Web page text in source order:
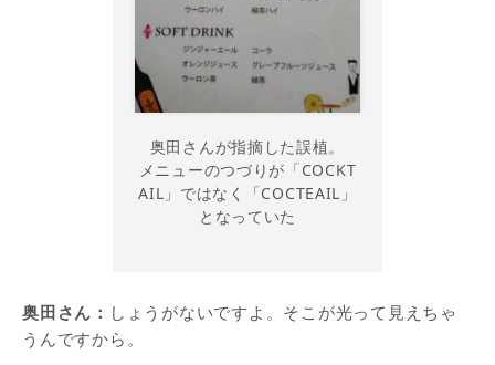
奥田さんが指摘した誤植。
メニューのつづりが「COCKT
AIL」ではなく「COCTEAIL」
となっていた
奥田さん： しょうがないですよ。そこが光って見えちゃ
うんですから。